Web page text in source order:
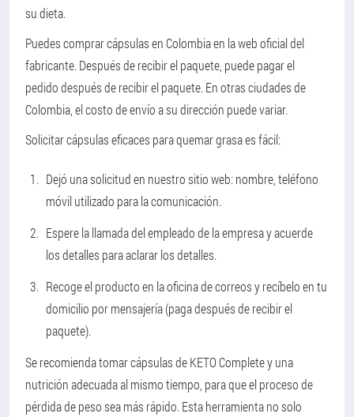
su dieta.
Puedes comprar cápsulas en Colombia en la web oficial del
fabricante. Después de recibir el paquete, puede pagar el
pedido después de recibir el paquete. En otras ciudades de
Colombia, el costo de envío a su dirección puede variar.
Solicitar cápsulas eficaces para quemar grasa es fácil:
Dejó una solicitud en nuestro sitio web: nombre, teléfono
móvil utilizado para la comunicación.
Espere la llamada del empleado de la empresa y acuerde
los detalles para aclarar los detalles.
Recoge el producto en la oficina de correos y recíbelo en tu
domicilio por mensajería (paga después de recibir el
paquete).
Se recomienda tomar cápsulas de KETO Complete y una
nutrición adecuada al mismo tiempo, para que el proceso de
pérdida de peso sea más rápido. Esta herramienta no solo